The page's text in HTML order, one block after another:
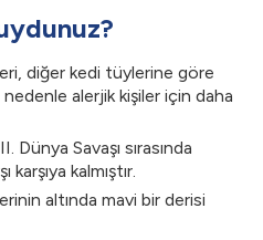
diğer kedi tüylerine göre
alerjik kişiler için daha
Dünya Savaşı sırasında
kalmıştır.
altında mavi bir derisi